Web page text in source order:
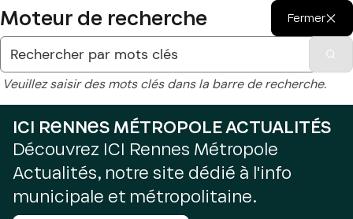
Moteur de recherche Fermer
Veuillez saisir des mots clés dans la barre de recherche.
ICI RENNES MÉTROPOLE ACTUALITÉS
Découvrez ICI Rennes Métropole
Actualités, notre site dédié à l'info
municipale et métropolitaine.